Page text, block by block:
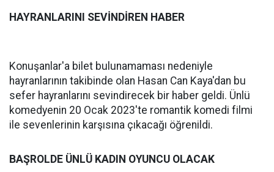
HAYRANLARINI SEVİNDİREN HABER
Konuşanlar'a bilet bulunamaması nedeniyle
hayranlarının takibinde olan Hasan Can Kaya'dan bu
sefer hayranlarını sevindirecek bir haber geldi. Ünlü
komedyenin 20 Ocak 2023'te romantik komedi filmi
ile sevenlerinin karşısına çıkacağı öğrenildi.
BAŞROLDE ÜNLÜ KADIN OYUNCU OLACAK